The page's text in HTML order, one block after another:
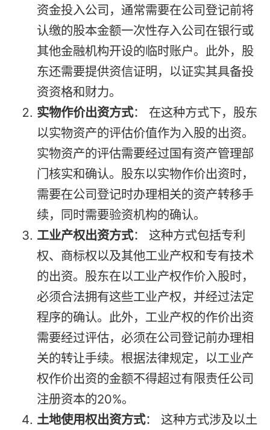
资金投入公司，通常需要在公司登记前将
认缴的股本金额一次性存入公司在银行或
其他金融机构开设的临时账户。此外，股
东还需要提供资信证明，以证实其具备投
资资格和财力。
实物作价出资方式： 在这种方式下，股东
以实物资产的评估价值作为入股的出资。
实物资产的评估需要经过国有资产管理部
门核实和确认。股东以实物作价出资时，
需要在公司登记时办理相关的资产转移手
续，同时需要验资机构的确认。
工业产权出资方式： 这种方式包括专利
权、商标权以及其他工业产权和专有技术
的出资。股东在以工业产权作价入股时，
必须合法拥有这些工业产权，并经过法定
程序的确认。此外，工业产权的作价出资
需要经过评估，必须在公司登记前办理相
关的转让手续。根据法律规定，以工业产
权作价出资的金额不得超过有限责任公司
注册资本的20%。
土地使用权出资方式： 这种方式涉及以土